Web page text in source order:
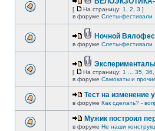
[ На страницу: 1 2 3 ]
в форуме Слеты-фестивали
Ночной
в форуме Слеты-фестивали
[ На страницу: 1 35 36
в форуме Самокаты и
Тест на изменение
в форуме Как сделать? -
Мужик построил
в форуме Не наши